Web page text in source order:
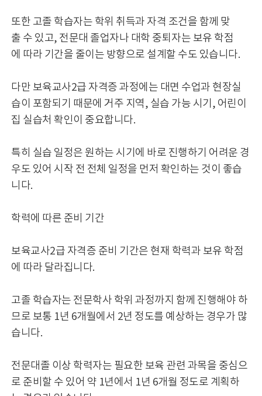
또한 고졸 학습자는 학위 취득과 자격 조건을 함께 맞
출 수 있고, 전문대 졸업자나 대학 중퇴자는 보유 학점
에 따라 기간을 줄이는 방향으로 설계할 수도 있습니다.
다만 보육교사2급 자격증 과정에는 대면 수업과 현장실
습이 포함되기 때문에 거주 지역, 실습 가능 시기, 어린이
집 실습처 확인이 중요합니다.
특히 실습 일정은 원하는 시기에 바로 진행하기 어려운 경
우도 있어 시작 전 전체 일정을 먼저 확인하는 것이 좋습
니다.
학력에 따른 준비 기간
보육교사2급 자격증 준비 기간은 현재 학력과 보유 학점
에 따라 달라집니다.
고졸 학습자는 전문학사 학위 과정까지 함께 진행해야 하
므로 보통 1년 6개월에서 2년 정도를 예상하는 경우가 많
습니다.
전문대졸 이상 학력자는 필요한 보육 관련 과목을 중심으
로 준비할 수 있어 약 1년에서 1년 6개월 정도로 계획하